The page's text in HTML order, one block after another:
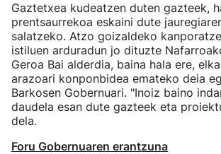
Gaztetxea kudeatzen duten gazteek,
prentsaurrekoa eskaini dute
salatzeko. Atzo goizaldeko
istiluen arduradun jo dituzte
Geroa Bai alderdia, baina hala ere,
arazoari konponbidea emateko deia
Barkosen Gobernuari. "Inoiz baino
daudela esan dute gazteek eta
dela.
Foru Gobernuaren erantzuna